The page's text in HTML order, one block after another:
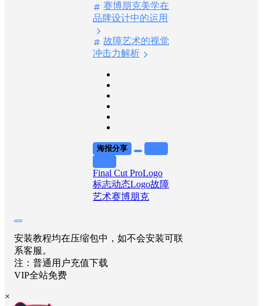
赛博朋克美学在
品牌设计中的运用
故障艺术的视觉
冲击力解析
海报分享
Final Cut ProLogo
标志动态Logo故障
艺术赛博朋克
安装教程均在压缩包中，如不会安装可联
系客服。
注：普通用户充值下载
VIP全站免费
×